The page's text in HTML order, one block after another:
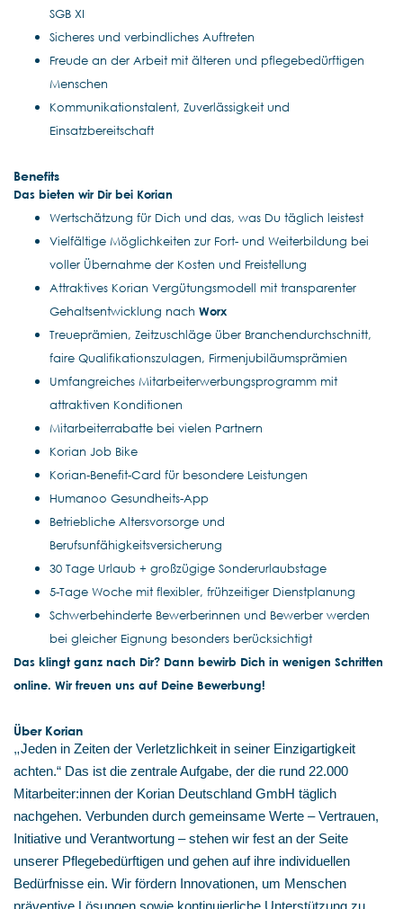
SGB XI
Sicheres und verbindliches Auftreten
Freude an der Arbeit mit älteren und pflegebedürftigen
Menschen
Kommunikationstalent, Zuverlässigkeit und
Einsatzbereitschaft
Benefits
Das bieten wir Dir bei Korian
Wertschätzung für Dich und das, was Du täglich leistest
Vielfältige Möglichkeiten zur Fort- und Weiterbildung bei
voller Übernahme der Kosten und Freistellung
Attraktives Korian Vergütungsmodell mit transparenter
Gehaltsentwicklung nach Worx
Treueprämien, Zeitzuschläge über Branchendurchschnitt,
faire Qualifikationszulagen, Firmenjubiläumsprämien
Umfangreiches Mitarbeiterwerbungsprogramm mit
attraktiven Konditionen
Mitarbeiterrabatte bei vielen Partnern
Korian Job Bike
Korian-Benefit-Card für besondere Leistungen
Humanoo Gesundheits-App
Betriebliche Altersvorsorge und
Berufsunfähigkeitsversicherung
30 Tage Urlaub + großzügige Sonderurlaubstage
5-Tage Woche mit flexibler, frühzeitiger Dienstplanung
Schwerbehinderte Bewerberinnen und Bewerber werden
bei gleicher Eignung besonders berücksichtigt
Das klingt ganz nach Dir? Dann bewirb Dich in wenigen Schritten
online. Wir freuen uns auf Deine Bewerbung!
Über Korian
„Jeden in Zeiten der Verletzlichkeit in seiner Einzigartigkeit
achten.“ Das ist die zentrale Aufgabe, der die rund 22.000
Mitarbeiter:innen der Korian Deutschland GmbH täglich
nachgehen. Verbunden durch gemeinsame Werte – Vertrauen,
Initiative und Verantwortung – stehen wir fest an der Seite
unserer Pflegebedürftigen und gehen auf ihre individuellen
Bedürfnisse ein. Wir fördern Innovationen, um Menschen